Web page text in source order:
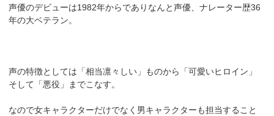
声優のデビューは1982年からでありなんと声優、ナレーター歴36
年の大ベテラン。
声の特徴としては「相当凛々しい」ものから「可愛いヒロイン」
そして「悪役」までこなす。
なので女キャラクターだけでなく男キャラクターも担当すること